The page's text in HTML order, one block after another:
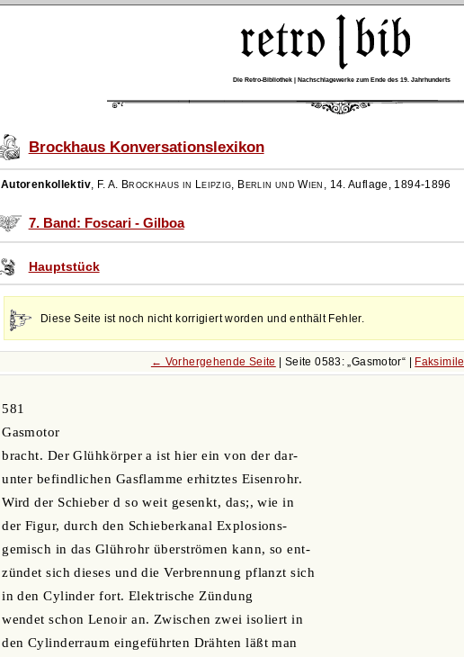
Die Retro-Bibliothek | Nachschlagewerke zum Ende des 19. Jahrhunderts
Brockhaus Konversationslexikon
Autorenkollektiv, F. A. Brockhaus in Leipzig, Berlin und Wien , 14. Auflage, 1894-1896
7. Band: Foscari - Gilboa
Hauptstück
Diese Seite ist noch nicht korrigiert worden und enthält Fehler.
← Vorhergehende Seite | Seite 0583: Gasmotor Faksimile
581
Gasmotor
bracht. Der Glühkörper a ist hier ein von der dar-
unter befindlichen Gasflamme erhitztes Eisenrohr.
Wird der Schieber d so weit gesenkt, das;, wie in
der Figur, durch den Schieberkanal Explosions-
gemisch in das Glührohr überströmen kann, so ent-
zündet sich dieses und die Verbrennung pflanzt sich
in den Cylinder fort. Elektrische Zündung
wendet schon Lenoir an. Zwischen zwei isoliert in
den Cylinderraum eingeführten Drähten läßt man